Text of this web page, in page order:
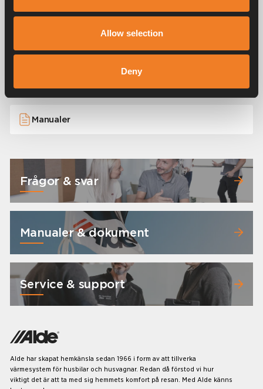
Allow selection
Deny
Bilagor
Manualer
Frågor & svar
Manualer & dokument
Service & support
Alde har skapat hemkänsla sedan 1966 i form av att tillverka
värmesystem för husbilar och husvagnar. Redan då förstod vi hur
viktigt det är att ta med sig hemmets komfort på resan. Med Alde känns